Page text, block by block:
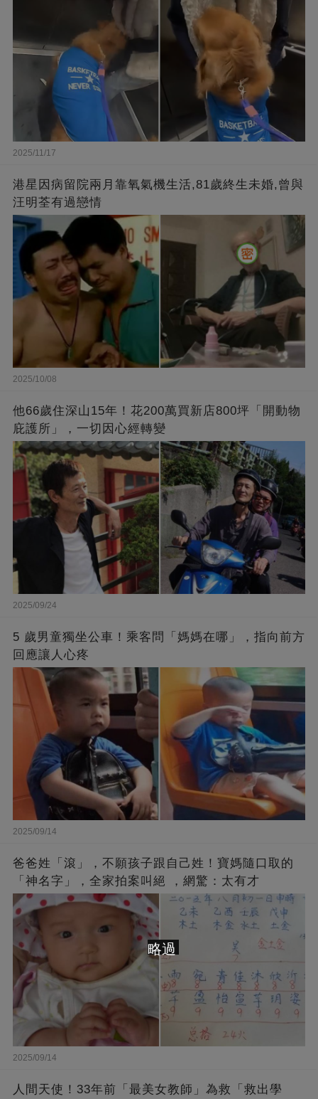
2025/11/17
港星因病留院兩月靠氧氣機生活,81歲終生未婚,曾與
汪明荃有過戀情
2025/10/08
他66歲住深山15年！花200萬買新店800坪「開動物
庇護所」，一切因心經轉變
2025/09/24
5 歲男童獨坐公車！乘客問「媽媽在哪」，指向前方
回應讓人心疼
2025/09/14
爸爸姓「滾」，不願孩子跟自己姓！寶媽隨口取的
「神名字」，全家拍案叫絕 ，網驚：太有才
2025/09/14
人間天使！33年前「最美女教師」為救「救出學
略過